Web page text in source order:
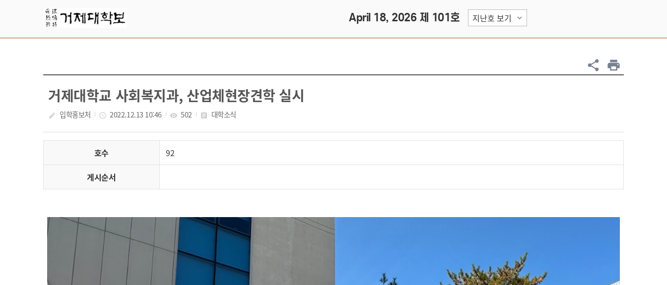
Skip Menu April 18, 2026 제 101호
share print
거제대학교 사회복지과, 산업체현장견학 실시
create 입학홍보처 access_time 2022.12.13 10:46 visibility 502 assignment 대학소식
호수 92
게시순서